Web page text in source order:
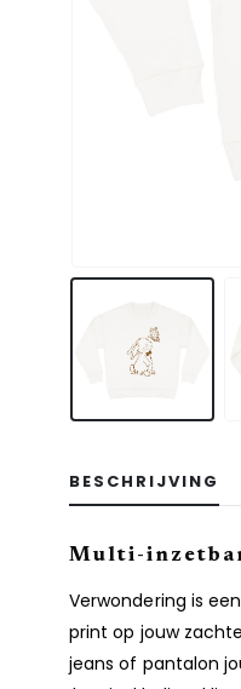
BESCHRIJVING
Multi-
Verwondering is
print op jouw
jeans of pantalon